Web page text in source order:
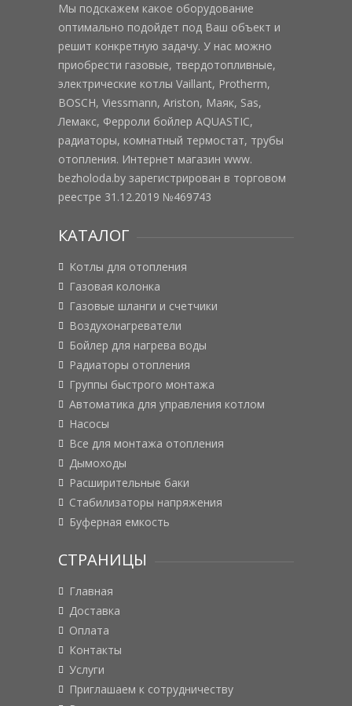
Мы подскажем какое оборудование
оптимально подойдет под Ваш объект и
решит конкретную задачу. У нас можно
приобрести газовые, твердотопливные,
электрические котлы Vaillant, Protherm,
BOSCH, Viessmann, Ariston, Маяк, Sas,
Лемакс, Ферроли бойлер AQUASTIC,
радиаторы, комнатный термостат, трубы
отопления. Интернет магазин www.
bezholoda.by зарегистрирован в торговом
реестре 31.12.2019 №469743
КАТАЛОГ
Котлы для отопления
Газовая колонка
Газовые шланги и счетчики
Воздухонагреватели
Бойлер для нагрева воды
Радиаторы отопления
Группы быстрого монтажа
Автоматика для управления котлом
Насосы
Все для монтажа отопления
Дымоходы
Расширительные баки
Стабилизаторы напряжения
Буферная емкость
СТРАНИЦЫ
Главная
Доставка
Оплата
Контакты
Услуги
Приглашаем к сотрудничеству